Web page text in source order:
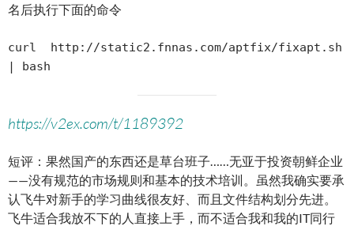
名后执行下面的命令
curl  http://static2.fnnas.com/aptfix/fixapt.sh
| bash
https://v2ex.com/t/1189392
短评：果然国产的东西还是草台班子……无亚于投资朝鲜企业
——没有规范的市场规则和基本的技术培训。虽然我确实要承
认飞牛对新手的学习曲线很友好、而且文件结构划分先进。
飞牛适合我放不下的人直接上手，而不适合我和我的IT同行